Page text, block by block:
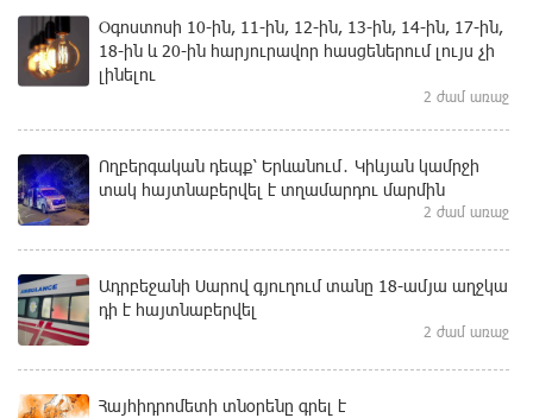
Օգոստոսի 10-ին, 11-ին, 12-ին, 13-ին, 14-ին, 17-ին,
18-ին և 20-ին հարյուրավոր հասցեներում լույս չի
լինելու
2 ժամ առաջ
Ողբերգական դեպք՝ Երևանում․ Կիևյան կամրջի
տակ հայտնաբերվել է տղամարդու մարմին
2 ժամ առաջ
Ադրբեջանի Սարով գյուղում տանը 18-ամյա աղջկա
դի է հայտնաբերվել
2 ժամ առաջ
Հայհիդրոմետի տնօրենը գրել է